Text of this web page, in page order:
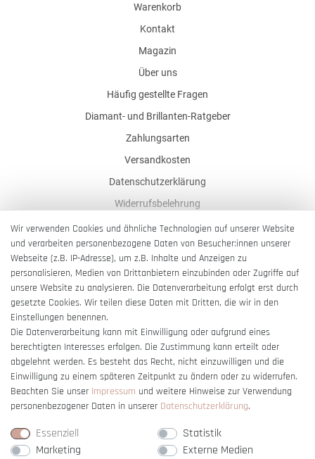
Warenkorb
Kontakt
Magazin
Über uns
Häufig gestellte Fragen
Diamant- und Brillanten-Ratgeber
Zahlungsarten
Versandkosten
Datenschutzerklärung
Widerrufsbelehrung
AGB
Impressum
Barrierefreiheitserklärung
Vertrag widerrufen
Wir verwenden Cookies und ähnliche Technologien auf unserer Website
und verarbeiten personenbezogene Daten von Besucher:innen unserer
Webseite (z.B. IP-Adresse), um z.B. Inhalte und Anzeigen zu
personalisieren, Medien von Drittanbietern einzubinden oder Zugriffe auf
unsere Website zu analysieren. Die Datenverarbeitung erfolgt erst durch
gesetzte Cookies. Wir teilen diese Daten mit Dritten, die wir in den
Einstellungen benennen.
Die Datenverarbeitung kann mit Einwilligung oder aufgrund eines
berechtigten Interesses erfolgen. Die Zustimmung kann erteilt oder
abgelehnt werden. Es besteht das Recht, nicht einzuwilligen und die
Einwilligung zu einem späteren Zeitpunkt zu ändern oder zu widerrufen.
Beachten Sie unser Impressum und weitere Hinweise zur Verwendung
personenbezogener Daten in unserer Daten­schutz­erklärung.
Essenziell
Statistik
Marketing
Externe Medien